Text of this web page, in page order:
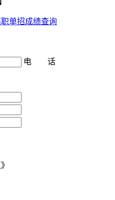
单招成绩查询
电 话